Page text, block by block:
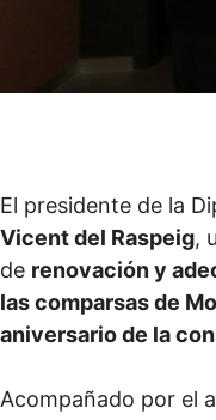
El presidente de la
Vicent del Raspeig,
de renovación y
las comparsas de
aniversario de la
Acompañado por el